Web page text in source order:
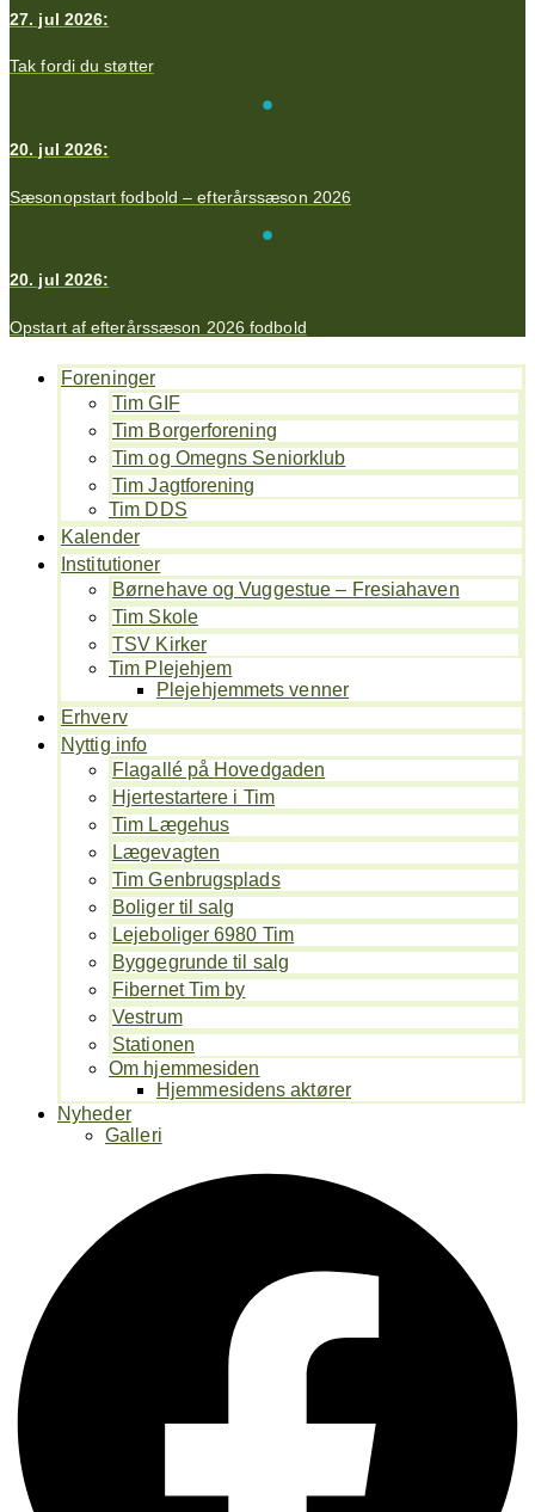
27. jul 2026:
Tak fordi du støtter
20. jul 2026:
Sæsonopstart fodbold – efterårssæson 2026
20. jul 2026:
Opstart af efterårssæson 2026 fodbold
Foreninger
Tim GIF
Tim Borgerforening
Tim og Omegns Seniorklub
Tim Jagtforening
Tim DDS
Kalender
Institutioner
Børnehave og Vuggestue – Fresiahaven
Tim Skole
TSV Kirker
Tim Plejehjem
Plejehjemmets venner
Erhverv
Nyttig info
Flagallé på Hovedgaden
Hjertestartere i Tim
Tim Lægehus
Lægevagten
Tim Genbrugsplads
Boliger til salg
Lejeboliger 6980 Tim
Byggegrunde til salg
Fibernet Tim by
Vestrum
Stationen
Om hjemmesiden
Hjemmesidens aktører
Nyheder
Galleri